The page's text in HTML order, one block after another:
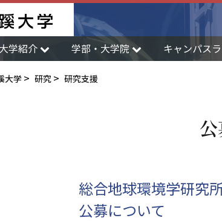
大学紹介 学部・大学院 キャンパス
大学 研究 研究支援
総合地球環境学研
公募について